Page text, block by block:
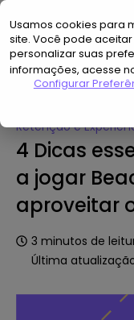
Usamos cookies para
site. Você pode
personalizar suas
informações, acesse
Configurar
Home»Hub de
jogar Beach Tennis e
Retenção e
4 Dicas
a jogar
aproveitar
3 minutos de
Última